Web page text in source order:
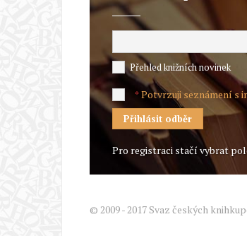
Přehled knižních novinek
*Potvrzuji seznámení s
Pro registraci stačí vybrat
© 2009 - 2017 Svaz českých